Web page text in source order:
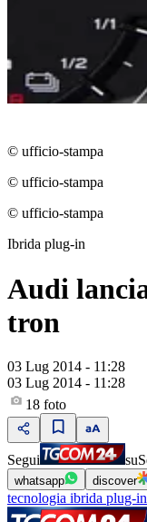
© ufficio-stampa
© ufficio-stampa
© ufficio-stampa
Ibrida plug-in
Audi
tron
03 Lug 2014 - 11:28
03 Lug 2014 - 11:28
18 foto
Segui su
whatsapp discover
tecnologia ibrida plug-in